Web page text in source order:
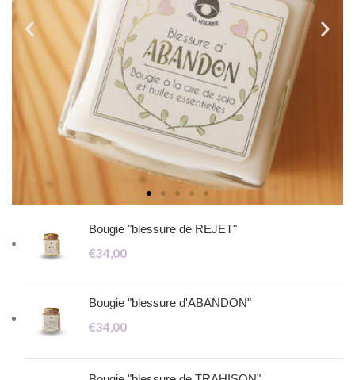
BOUGIE
"Blessure de Rejet"
VOIR
Bougie "blessure de REJET"
€34,00
Bougie "blessure d'ABANDON"
€34,00